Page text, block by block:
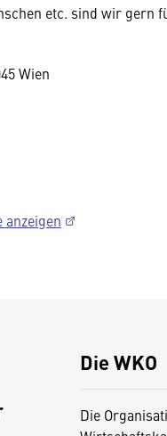
etc. sind wir gern
Wien
anzeigen
Die WKO
Die